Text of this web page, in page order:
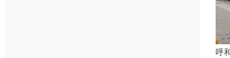
呼